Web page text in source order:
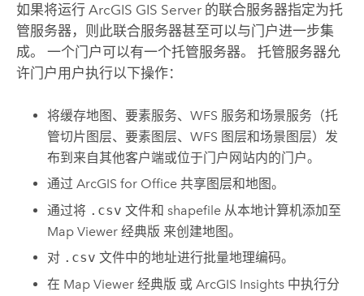
如果将运行 ArcGIS GIS Server的联合服务器指定为托
管服务器，则此联合服务器甚至可以与门户进一步集
成。 一个门户可以有一个托管服务器。 托管服务器允
许门户用户执行以下操作：
将缓存地图、要素服务、WFS 服务和场景服务（托
管切片图层、要素图层、WFS 图层和场景图层）发
布到来自其他客户端或位于门户网站内的门户。
通过ArcGIS for Office 共享图层和地图。
通过将 .csv 文件和 shapefile 从本地计算机添加至
Map Viewer 经典版 来创建地图。
对 .csv 文件中的地址进行批量地理编码。
在 Map Viewer 经典版 或ArcGIS Insights 中执行分